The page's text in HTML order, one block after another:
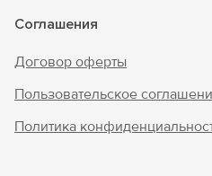
Соглашения
Договор оферты
Пользовательское
Политика